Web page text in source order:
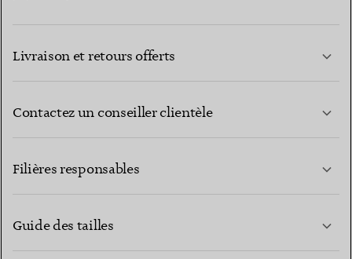
Livraison et retours offerts
Contactez un conseiller clientèle
Filières responsables
Guide des tailles